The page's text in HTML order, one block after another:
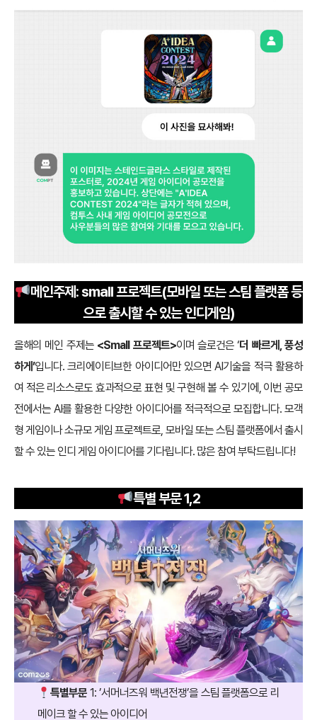
메인주제:small 프로젝트(모바일 또는 스팀 플랫폼 등
으로 출시할 수 있는 인디게임)
올해의 메인 주제는 <Small 프로젝트>이며 슬로건은 ‘더 빠르게, 풍성
하게’입니다. 크리에이티브한 아이디어만 있으면 AI기술을 적극 활용하
여 적은 리소스로도 효과적으로 표현 및 구현해 볼 수 있기에, 이번 공모
전에서는 AI를 활용한 다양한 아이디어를 적극적으로 모집합니다. 모객
형 게임이나 소규모 게임 프로젝트로, 모바일 또는 스팀 플랫폼에서 출시
할 수 있는 인디 게임 아이디어를 기다립니다. 많은 참여 부탁드립니다!
특별 부문 1,2
특별부문1: ’서머너즈워 백년전쟁’을 스팀 플랫폼으로 리
메이크 할 수 있는 아이디어